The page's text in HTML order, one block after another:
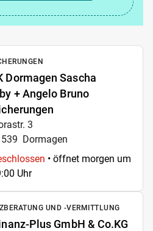
Dormagen Sascha
+ Angelo Bruno
3
Dormagen
• öffnet morgen um
Uhr
UND -VERMITTLUNG
Plus GmbH & Co.KG